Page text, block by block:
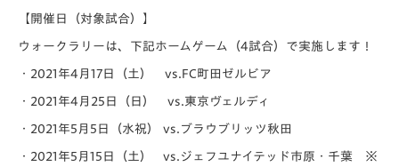
【開催日（対象試合）】
ウォークラリーは、下記ホームゲーム（4試合）で実施します！
・2021年4月17日（土） vs.FC町田ゼルビア
・2021年4月25日（日） vs.東京ヴェルディ
・2021年5月5日（水祝） vs.ブラウブリッツ秋田
・2021年5月15日（土） vs.ジェフユナイテッド市原・千葉 ※